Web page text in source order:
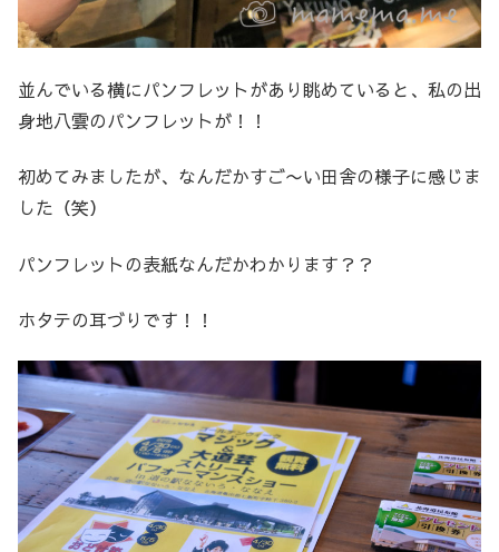
並んでいる横にパンフレットがあり眺めていると、私の出
身地八雲のパンフレットが！！
初めてみましたが、なんだかすご〜い田舎の様子に感じま
した（笑）
パンフレットの表紙なんだかわかります？？
ホタテの耳づりです！！